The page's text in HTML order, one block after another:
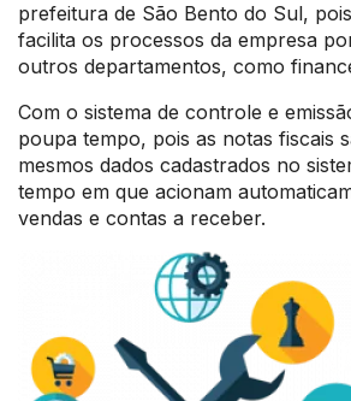
prefeitura de São Bento do Sul,
facilita os processos da empresa
outros departamentos, como
Com o sistema de controle e
poupa tempo, pois as notas fiscais
mesmos dados cadastrados no
tempo em que acionam
vendas e contas a receber.